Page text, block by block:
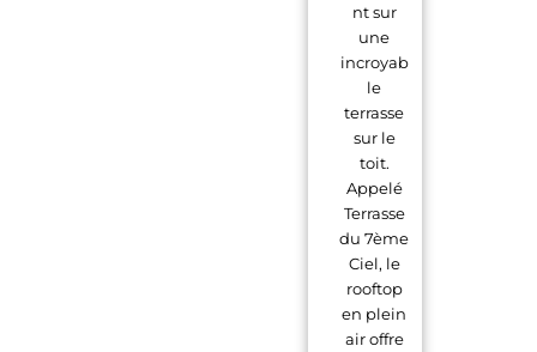
nt sur
une
incroyab
le
terrasse
sur le
toit.
Appelé
Terrasse
du 7ème
Ciel, le
rooftop
en plein
air offre